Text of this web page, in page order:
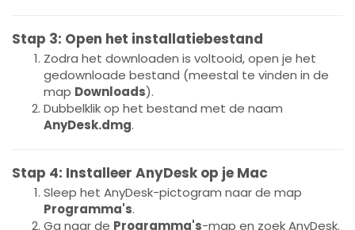
Stap 3: Open het installatiebestand
Zodra het downloaden is voltooid, open je het
gedownloade bestand (meestal te vinden in de
map Downloads).
Dubbelklik op het bestand met de naam
AnyDesk.dmg.
Stap 4: Installeer AnyDesk op je Mac
Sleep het AnyDesk-pictogram naar de map
Programma's.
Ga naar de Programma's-map en zoek AnyDesk.